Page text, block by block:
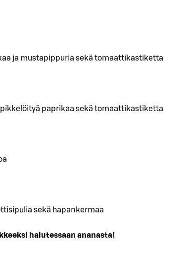
ja mustapippuria sekä tomaattikastiketta
pikkelöityä paprikaa sekä tomaattikastiketta
sekä hapankermaa
halutessaan ananasta!